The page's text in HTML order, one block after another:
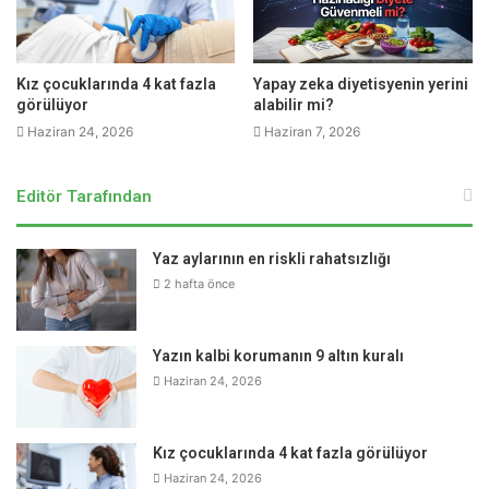
alışkanlıklarına özen gösterilmesi şart. Çocuklar ve
yetişkinler, özellikle yemekten önce ve tuvaletten sonra
ellerini yıkamalı.” şeklinde tavsiyelerde bulundu. Ayrıca,
hastalığın yayılma riskini azaltmak için hasta çocukların
evde istirahat etmesi ve toplu alanlardan uzak durması
El Ayak Ağız Hastalığı, tedbirler alındığında kontrol altına
alınabilen bir sağlık sorunudur. Uzmanlar, hastalığın
belirtileri fark edildiğinde zaman kaybetmeden bir sağlık
kuruluşuna başvurulması gerektiğini hatırlatıyor.
UYARI!
Hekimus.com sitesinde yer alan yazı, haber, makale, video, yorum ve tüm
Kız çocuklarında 4 kat fazla
görülüyor
Haziran 24, 2026
Yapay zeka diyetisyenin yerini
alabilir mi?
Haziran 7, 2026
Editör Tarafından
Yaz aylarının en riskli rahatsızlığı
2 hafta önce
Yazın kalbi korumanın 9 altın kuralı
Haziran 24, 2026
Kız çocuklarında 4 kat fazla görülüyor
Haziran 24, 2026